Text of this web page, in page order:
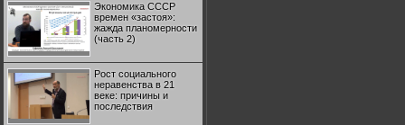
Экономика СССР
времен «застоя»:
жажда планомерности
(часть 2)
Рост социального
неравенства в 21
веке: причины и
последствия